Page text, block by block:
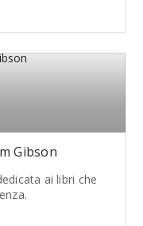
Gibson
ai libri che